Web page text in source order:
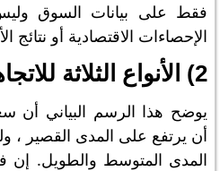
فقط على بيانات السوق وليس
الإحصاءات الاقتصادية أو نتائج
2) الأنواع الثلاثة للاتجاهات
يوضح هذا الرسم البياني أن
أن يرتفع على المدى القصير
المدى المتوسط ​​والطويل. إن